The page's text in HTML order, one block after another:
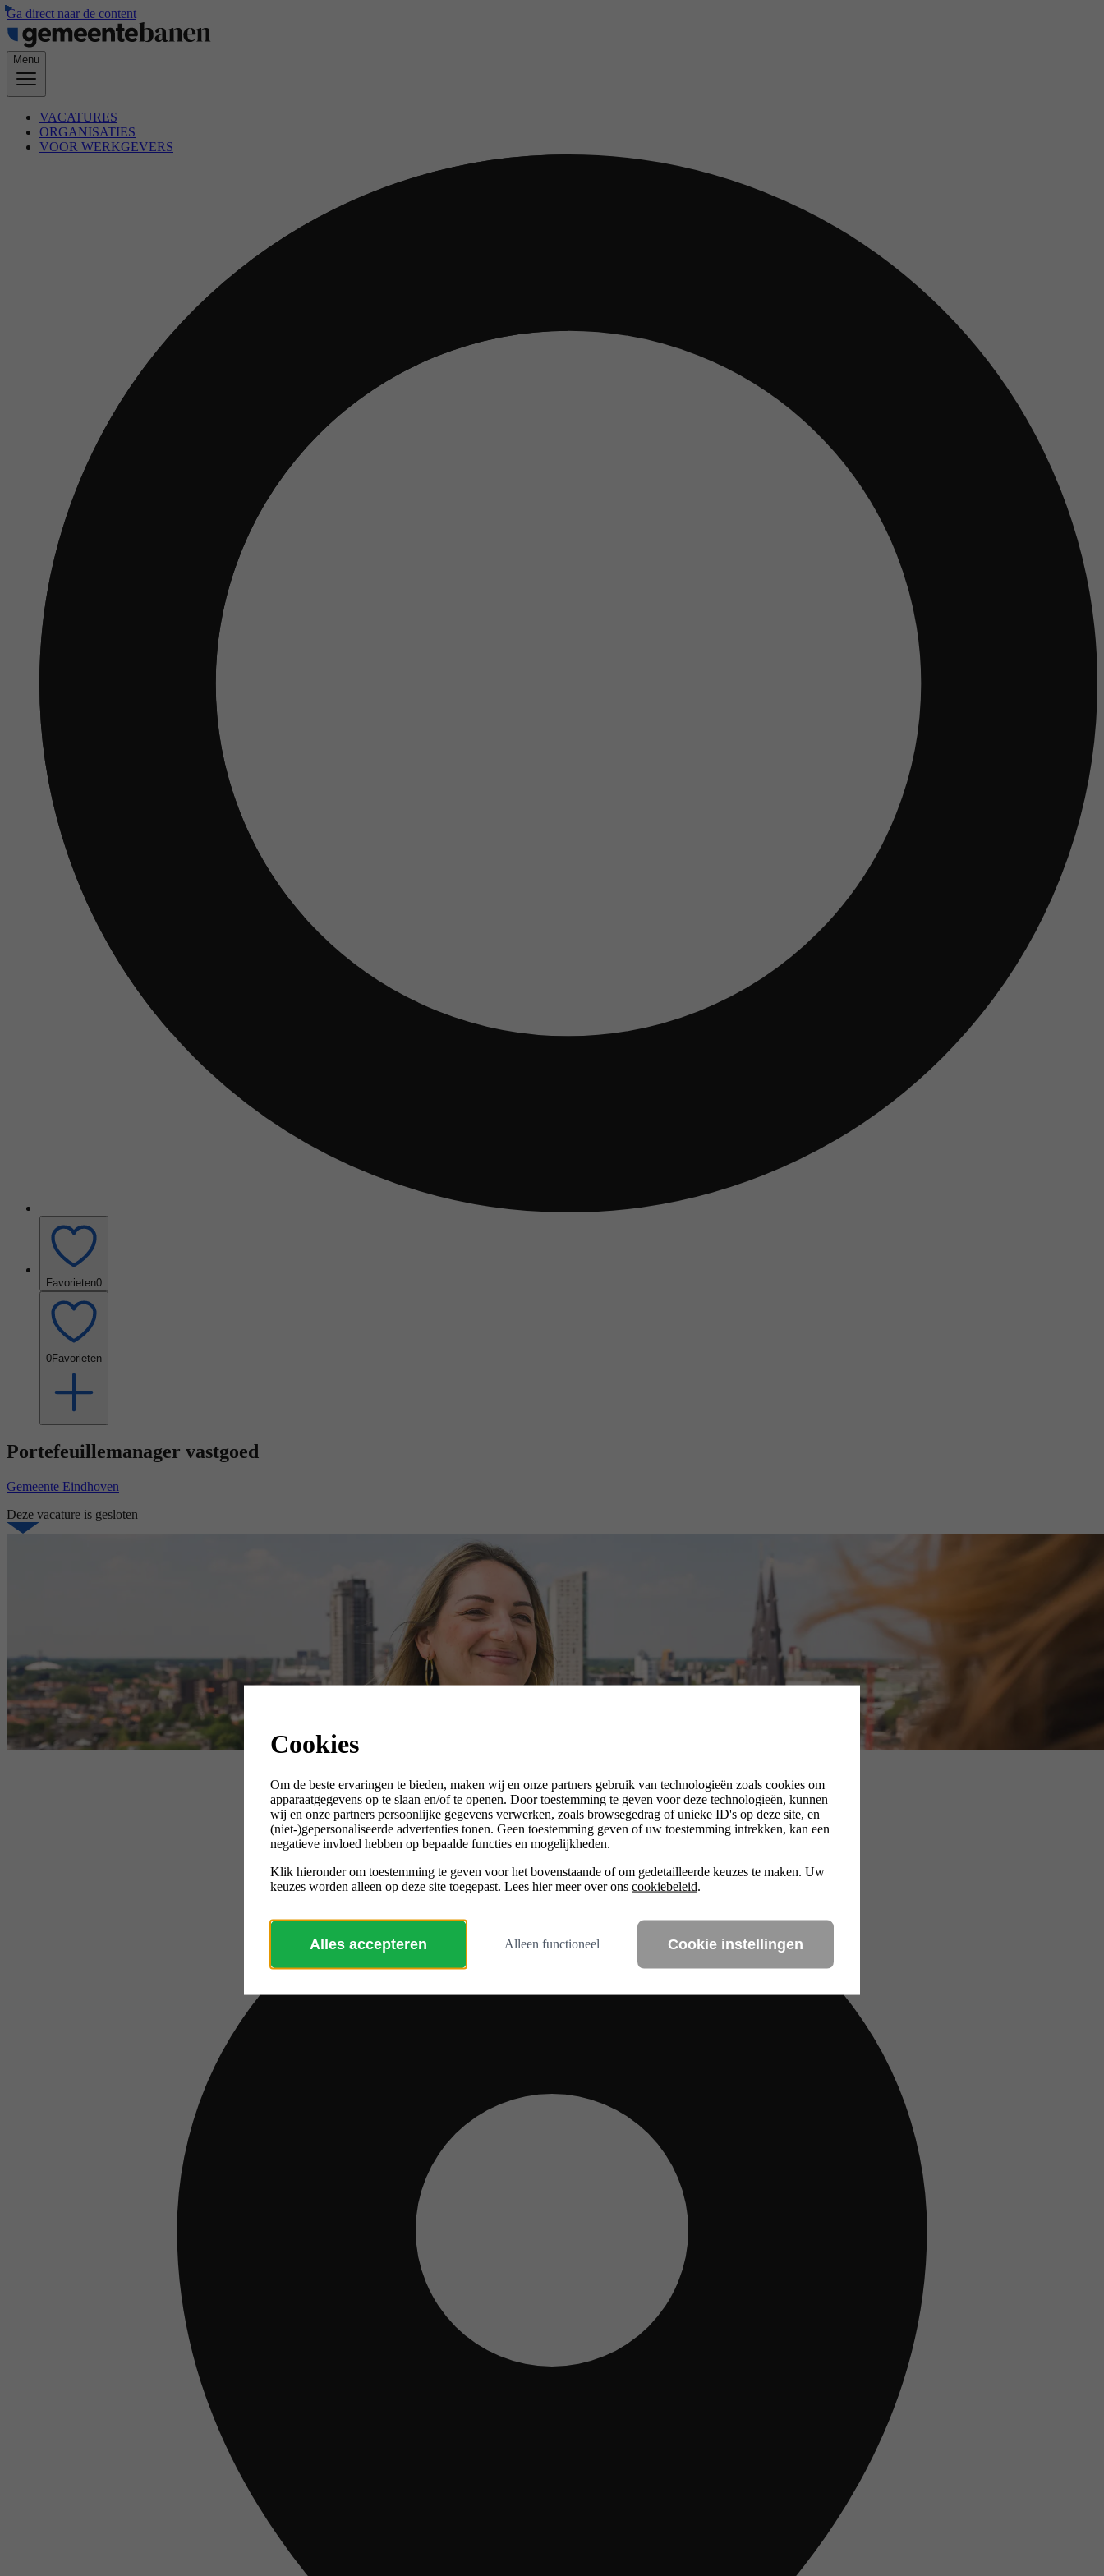
Ga direct naar de content
Menu
VACATURES
ORGANISATIES
VOOR WERKGEVERS
Favorieten0
0Favorieten
Portefeuillemanager vastgoed
Gemeente Eindhoven
Deze vacature is gesloten
Cookies
Om de beste ervaringen te bieden, maken wij en onze partners gebruik van technologieën zoals cookies om
apparaatgegevens op te slaan en/of te openen. Door toestemming te geven voor deze technologieën, kunnen
wij en onze partners persoonlijke gegevens verwerken, zoals browsegedrag of unieke ID's op deze site, en
(niet-)gepersonaliseerde advertenties tonen. Geen toestemming geven of uw toestemming intrekken, kan een
negatieve invloed hebben op bepaalde functies en mogelijkheden.
Klik hieronder om toestemming te geven voor het bovenstaande of om gedetailleerde keuzes te maken. Uw
keuzes worden alleen op deze site toegepast. Lees hier meer over ons cookiebeleid.
Alles accepteren Alleen functioneel Cookie instellingen